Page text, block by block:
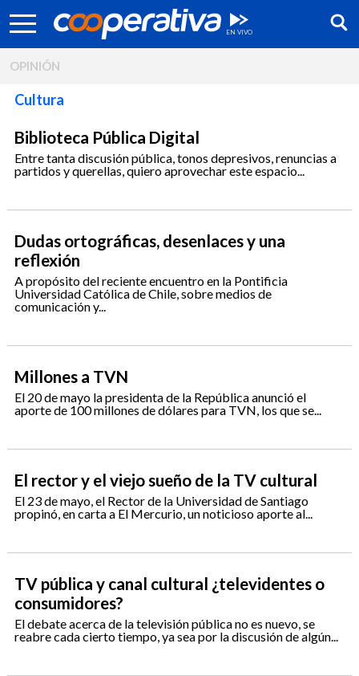
Síguenos:
OPINIÓN
Cultura
Biblioteca Pública Digital
Entre tanta discusión pública, tonos depresivos, renuncias a
partidos y querellas, quiero aprovechar este espacio...
Dudas ortográficas, desenlaces y una
reflexión
A propósito del reciente encuentro en la Pontificia
Universidad Católica de Chile, sobre medios de
comunicación y...
Millones a TVN
El 20 de mayo la presidenta de la República anunció el
aporte de 100 millones de dólares para TVN, los que se...
El rector y el viejo sueño de la TV cultural
El 23 de mayo, el Rector de la Universidad de Santiago
propinó, en carta a El Mercurio, un noticioso aporte al...
TV pública y canal cultural ¿televidentes o
consumidores?
El debate acerca de la televisión pública no es nuevo, se
reabre cada cierto tiempo, ya sea por la discusión de algún...